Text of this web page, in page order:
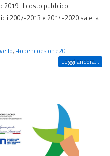
2019 il costo pubblico
2007-2013 e 2014-2020 sale a
,#opencoesione20
Leggi ancora...